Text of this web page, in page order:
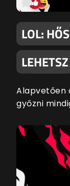
LOL:
LEHETSZ
Alapvetően
győzni